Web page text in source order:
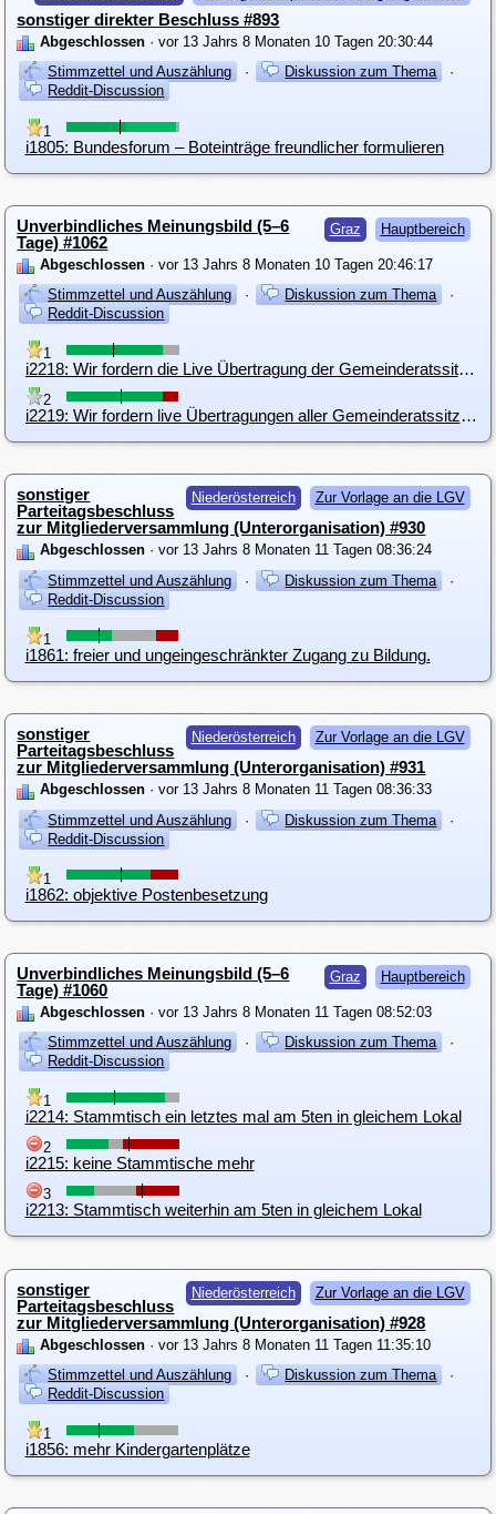
sonstiger direkter Beschluss #893
Abgeschlossen · vor 13 Jahrs 8 Monaten 10 Tagen 20:30:44
Stimmzettel und Auszählung
· Diskussion zum Thema
·
Reddit-Discussion
1
i1805: Bundesforum – Boteinträge freundlicher formulieren
Graz Hauptbereich
Unverbindliches Meinungsbild (5–6
Tage) #1062
Abgeschlossen · vor 13 Jahrs 8 Monaten 10 Tagen 20:46:17
Stimmzettel und Auszählung
· Diskussion zum Thema
·
Reddit-Discussion
1
i2218: Wir fordern die Live Übertragung der Gemeinderatssitzungen ins Internet.
2
i2219: Wir fordern live Übertragungen aller Gemeinderatssitzungen ins Internet.
Niederösterreich Zur Vorlage an die LGV
sonstiger
Parteitagsbeschluss
zur Mitgliederversammlung (Unterorganisation) #930
Abgeschlossen · vor 13 Jahrs 8 Monaten 11 Tagen 08:36:24
Stimmzettel und Auszählung
· Diskussion zum Thema
·
Reddit-Discussion
1
i1861: freier und ungeingeschränkter Zugang zu Bildung.
Niederösterreich Zur Vorlage an die LGV
sonstiger
Parteitagsbeschluss
zur Mitgliederversammlung (Unterorganisation) #931
Abgeschlossen · vor 13 Jahrs 8 Monaten 11 Tagen 08:36:33
Stimmzettel und Auszählung
· Diskussion zum Thema
·
Reddit-Discussion
1
i1862: objektive Postenbesetzung
Graz Hauptbereich
Unverbindliches Meinungsbild (5–6
Tage) #1060
Abgeschlossen · vor 13 Jahrs 8 Monaten 11 Tagen 08:52:03
Stimmzettel und Auszählung
· Diskussion zum Thema
·
Reddit-Discussion
1
i2214: Stammtisch ein letztes mal am 5ten in gleichem Lokal
2
i2215: keine Stammtische mehr
3
i2213: Stammtisch weiterhin am 5ten in gleichem Lokal
Niederösterreich Zur Vorlage an die LGV
sonstiger
Parteitagsbeschluss
zur Mitgliederversammlung (Unterorganisation) #928
Abgeschlossen · vor 13 Jahrs 8 Monaten 11 Tagen 11:35:10
Stimmzettel und Auszählung
· Diskussion zum Thema
·
Reddit-Discussion
1
i1856: mehr Kindergartenplätze